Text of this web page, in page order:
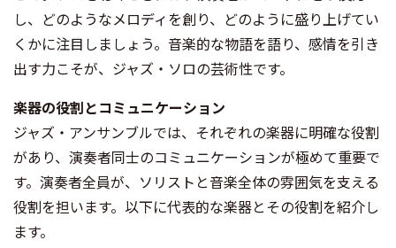
し、どのようなメロディを創り、どのように盛り上げてい
くかに注目しましょう。音楽的な物語を語り、感情を引き
出す力こそが、ジャズ・ソロの芸術性です。
楽器の役割とコミュニケーション
ジャズ・アンサンブルでは、それぞれの楽器に明確な役割
があり、演奏者同士のコミュニケーションが極めて重要で
す。演奏者全員が、ソリストと音楽全体の雰囲気を支える
役割を担います。以下に代表的な楽器とその役割を紹介し
ます。